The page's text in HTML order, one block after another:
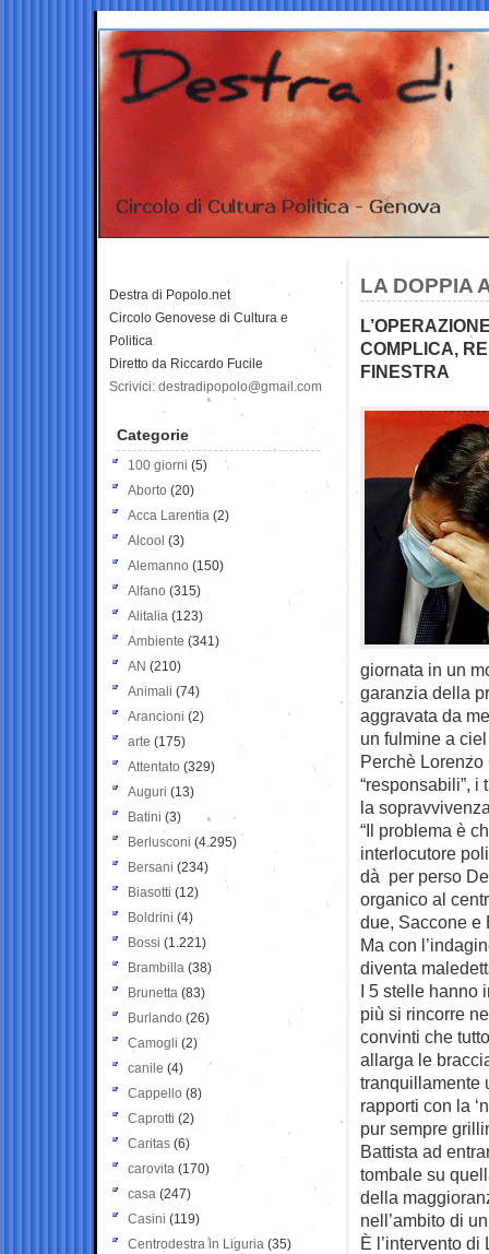
LA DOPPIA
COMPLICA,
FINESTRA
giornata in un
garanzia della
aggravata da
un fulmine a
Perchè
“responsabili”,
la
“Il problema è
interlocutore
dà per perso
organico al
due, Saccone e
Ma con
diventa
I 5 stelle hanno
più si rincorre
convinti che
allarga le
tranquillamente
rapporti con la
pur sempre
Battista ad
tombale su
della
nell’ambito di
È l’intervento
Destra di Popolo.net
Circolo Genovese di Cultura e
Politica
Diretto da Riccardo Fucile
Scrivici: destradipopolo@gmail.com
Categorie
100 giorni (5)
Aborto (20)
Acca Larentia (2)
Alcool (3)
Alemanno (150)
Alfano (315)
Alitalia (123)
Ambiente (341)
AN (210)
Animali (74)
Arancioni (2)
arte (175)
Attentato (329)
Auguri (13)
Batini (3)
Berlusconi (4.295)
Bersani (234)
Biasotti (12)
Boldrini (4)
Bossi (1.221)
Brambilla (38)
Brunetta (83)
Burlando (26)
Camogli (2)
canile (4)
Cappello (8)
Caprotti (2)
Caritas (6)
carovita (170)
casa (247)
Casini (119)
Centrodestra in Liguria (35)